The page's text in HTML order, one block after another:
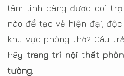
tâm linh càng được coi
nào để tạo vẻ hiện đại,
khu vực phòng thờ? Câu
hãy trang trí nội thất
tường